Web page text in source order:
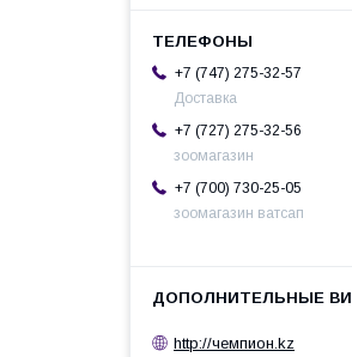
+7 (747) 275-32-57
Доставка
+7 (727) 275-32-56
зоомагазин
+7 (700) 730-25-05
зоомагазин ватсап
http://чемпион.kz